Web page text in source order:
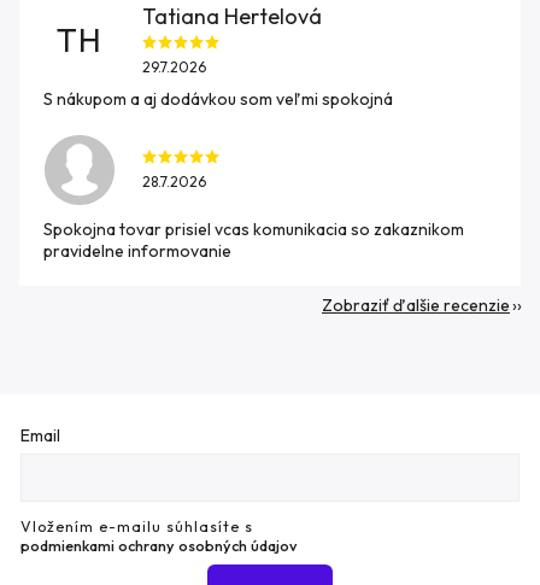
TH
Tatiana Hertelová
29.7.2026
S nákupom a aj dodávkou som veľmi spokojná
28.7.2026
Spokojna tovar prisiel vcas komunikacia so zakaznikom
pravidelne informovanie
Zobraziť ďalšie recenzie
Email
Vložením e-mailu súhlasíte s
podmienkami ochrany osobných údajov